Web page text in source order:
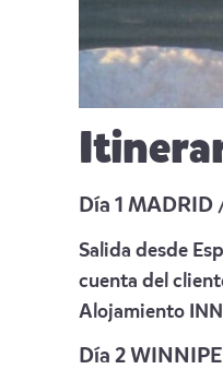
Día 1 MADRID
Salida desde
cuenta del
Alojamiento
Día 2